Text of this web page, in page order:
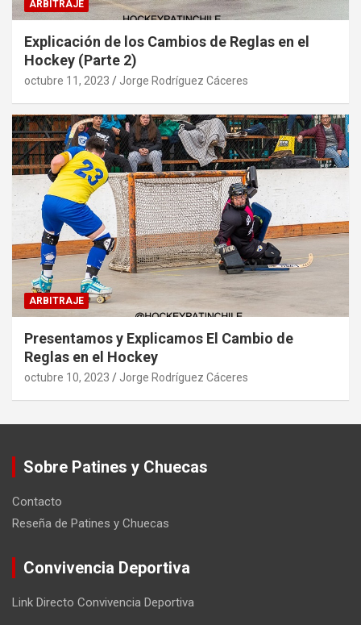
ARBITRAJE
Explicación de los Cambios de Reglas en el
Hockey (Parte 2)
octubre 11, 2023 Jorge Rodríguez Cáceres
ARBITRAJE
Presentamos y Explicamos El Cambio de
Reglas en el Hockey
octubre 10, 2023 Jorge Rodríguez Cáceres
Sobre Patines y Chuecas
Contacto
Reseña de Patines y Chuecas
Convivencia Deportiva
Link Directo Convivencia Deportiva